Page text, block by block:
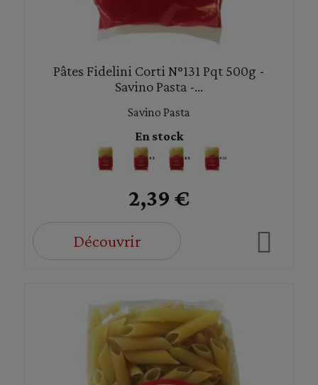
Pâtes Fidelini Corti N°131 Pqt 500g -
Savino Pasta -...
Savino Pasta
En stock
2,39 €
Découvrir